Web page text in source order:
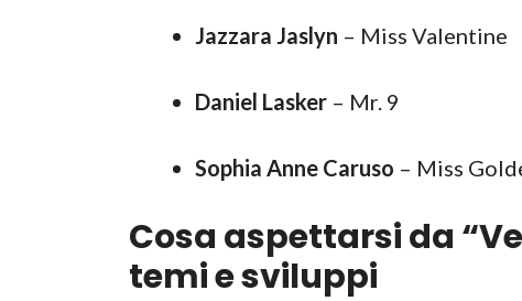
Jazzara Jaslyn – Miss Valentine
Daniel Lasker – Mr. 9
Sophia Anne Caruso – Miss
Cosa aspettarsi da
temi e sviluppi